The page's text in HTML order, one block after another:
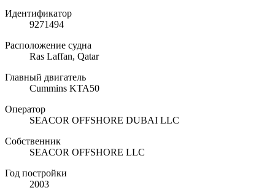
Идентификатор
9271494
Расположение судна
Ras Laffan, Qatar
Главный двигатель
Cummins KTA50
Оператор
SEACOR OFFSHORE DUBAI LLC
Собственник
SEACOR OFFSHORE LLC
Год постройки
2003